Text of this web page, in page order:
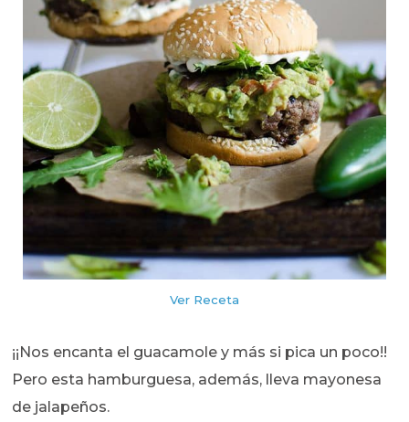
Ver Receta
¡¡Nos encanta el guacamole y más si pica un poco!!
Pero esta hamburguesa, además, lleva mayonesa
de jalapeños.